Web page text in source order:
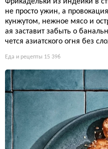
Фрикадельки из индейки в
не просто ужин, а
кунжутом, нежное мясо и
ая заставит забыть о
чется азиатского огня без
Еда и рецепты 15 396